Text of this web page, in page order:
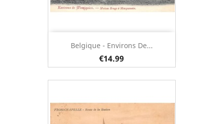
Belgique - Environs De...
€14.99